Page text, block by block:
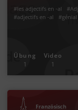
#les adjectifs en -al
#adjectifs en -al
#génial
Übung
1
Video
1
Französisch